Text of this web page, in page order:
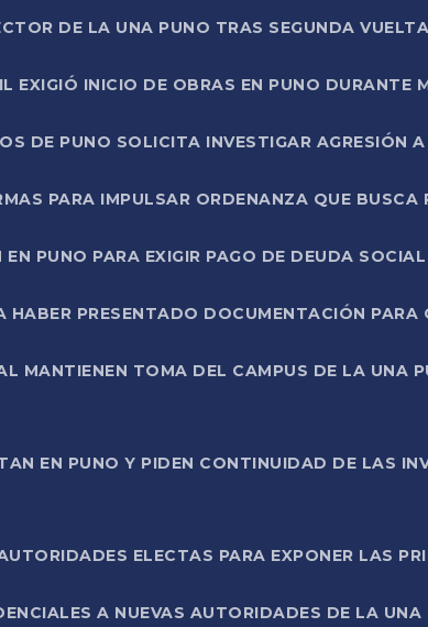
DE LA UNA PUNO TRAS SEGUNDA
EXIGIÓ INICIO DE OBRAS EN PUNO DURANTE
DE PUNO SOLICITA INVESTIGAR AGRESIÓN
PARA IMPULSAR ORDENANZA QUE
PUNO PARA EXIGIR PAGO DE DEUDA
HABER PRESENTADO DOCUMENTACIÓN
MANTIENEN TOMA DEL CAMPUS DE LA UNA
EN PUNO Y PIDEN CONTINUIDAD DE LAS
ELECTAS PARA EXPONER LAS
A NUEVAS AUTORIDADES DE LA UNA